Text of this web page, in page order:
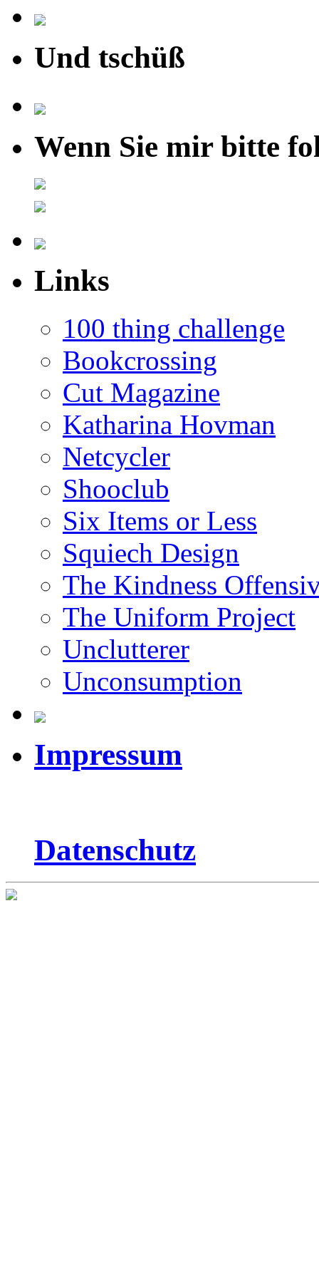
Und tschüß
Wenn Sie mir bitte
Links
100 thing challenge
Bookcrossing
Cut Magazine
Katharina Hovman
Netcycler
Shooclub
Six Items or Less
Squiech Design
The Kindness
The Uniform Project
Unclutterer
Unconsumption
Impressum
Datenschutz